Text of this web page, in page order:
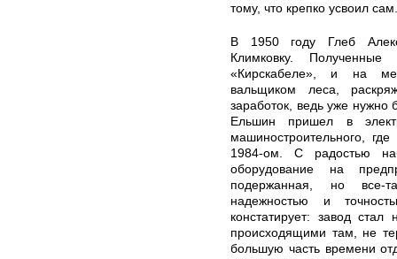
тому, что крепко усвоил сам.
В 1950 году Глеб
Климковку.
«Кирскабеле», и на
вальщиком леса,
заработок, ведь уже
Ельшин пришел в
машиностроительного,
1984-ом. С радостью
оборудование на
подержанная, но все-
надежностью и
констатирует: завод
происходящими там, не
большую часть времени